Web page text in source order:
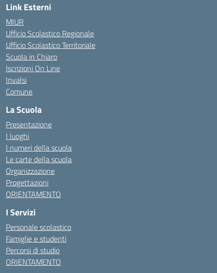
Link Esterni
MIUR
Ufficio Scolastico Regionale
Ufficio Scolastico Territoriale
Scuola in Chiaro
Iscrizioni On Line
Invalsi
Comune
La Scuola
Presentazione
I luoghi
I numeri della scuola
Le carte della scuola
Organizzazione
Progettazioni
ORIENTAMENTO
I Servizi
Personale scolastico
Famiglie e studenti
Percorsi di studio
ORIENTAMENTO